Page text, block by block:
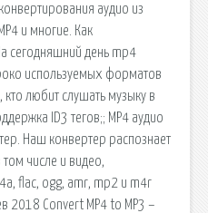
аудио из
и многие. Как
сегодняшний день mp4
используемых форматов
любит слушать музыку в
ID3 тегов;; MP4 аудио
Наш конвертер распознает
числе и видео,
flac, ogg, amr, mp2 и m4r
2018 Convert MP4 to MP3 –